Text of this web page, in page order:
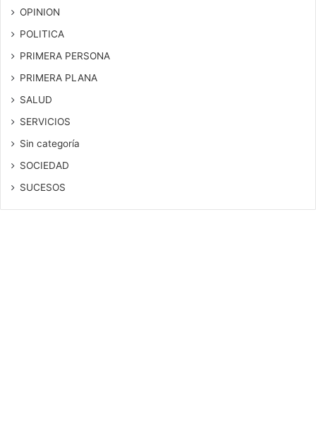
OPINION
POLITICA
PRIMERA PERSONA
PRIMERA PLANA
SALUD
SERVICIOS
Sin categoría
SOCIEDAD
SUCESOS